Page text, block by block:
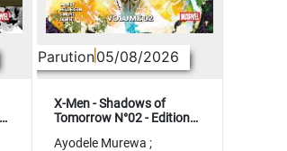
Parution05/08/2026
X-Men - Shadows of
Tomorrow N°02 - Edition
Ayodele Murewa ;